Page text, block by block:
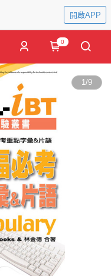
開啟APP
0
1/9